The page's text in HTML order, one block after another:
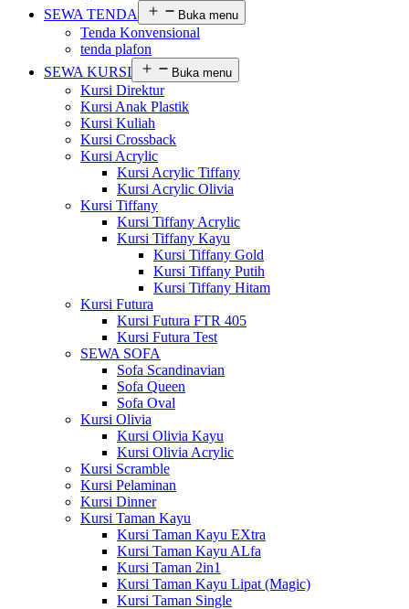
SEWA TENDA
Buka menu
Tenda Konvensional
tenda plafon
SEWA KURSI
Buka menu
Kursi Direktur
Kursi Anak Plastik
Kursi Kuliah
Kursi Crossback
Kursi Acrylic
Kursi Acrylic Tiffany
Kursi Acrylic Olivia
Kursi Tiffany
Kursi Tiffany Acrylic
Kursi Tiffany Kayu
Kursi Tiffany Gold
Kursi Tiffany Putih
Kursi Tiffany Hitam
Kursi Futura
Kursi Futura FTR 405
Kursi Futura Test
SEWA SOFA
Sofa Scandinavian
Sofa Queen
Sofa Oval
Kursi Olivia
Kursi Olivia Kayu
Kursi Olivia Acrylic
Kursi Scramble
Kursi Pelaminan
Kursi Dinner
Kursi Taman Kayu
Kursi Taman Kayu EXtra
Kursi Taman Kayu ALfa
Kursi Taman 2in1
Kursi Taman Kayu Lipat (Magic)
Kursi Taman Single